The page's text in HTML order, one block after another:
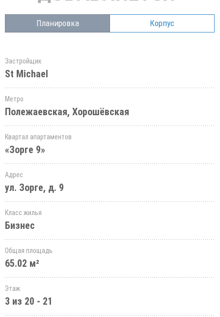
Планировка Корпус
Застройщик
St Michael
Метро
Полежаевская, Хорошёвская
Квартал апартаментов
«Зорге 9»
Адрес
ул. Зорге, д. 9
Класс жилья
Бизнес
Общая площадь
65.02 м²
Этаж
3 из 20 - 21